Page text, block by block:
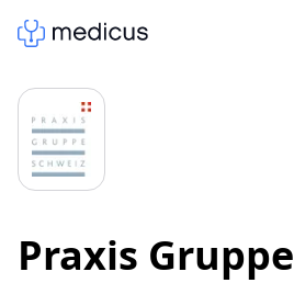
Praxis Gruppe